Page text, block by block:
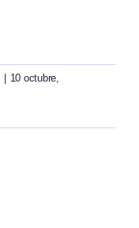
10 octubre,